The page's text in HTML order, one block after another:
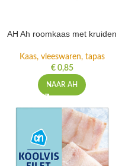
AH Ah roomkaas met kruiden
Kaas, vleeswaren, tapas
€0,85
NAAR AH